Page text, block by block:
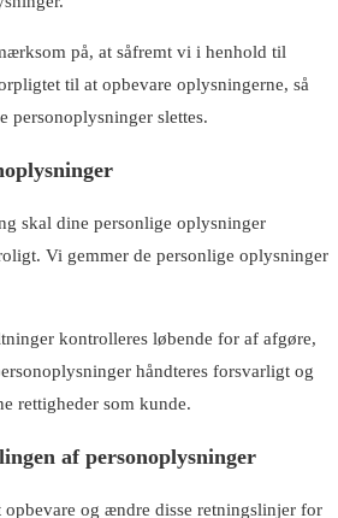
på, at såfremt vi i henhold til
til at opbevare oplysningerne, så
personoplysninger slettes.
skal dine personlige oplysninger
Vi gemmer de personlige oplysninger
kontrolleres løbende for af afgøre,
håndteres forsvarligt og
rettigheder som kunde.
af personoplysninger
og ændre disse retningslinjer for